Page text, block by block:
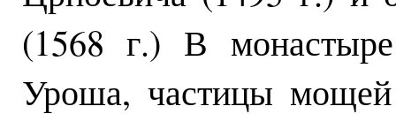
(1568 г.) В
Уроша, частицы мощей